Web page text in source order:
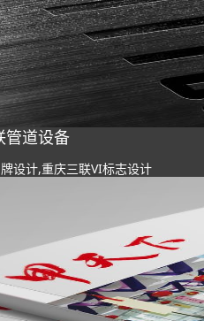
管道设备
设计,重庆三联VI标志设计